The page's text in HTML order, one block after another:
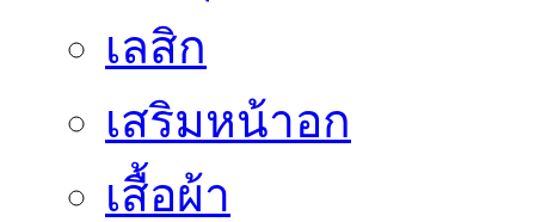
เลสิก
เสริมหน้าอก
เสื้อผ้า